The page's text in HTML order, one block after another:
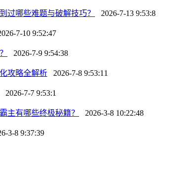
过哪些难题与破解技巧？ 2026-7-13 9:53:8
7-10 9:52:47
2026-7-9 9:54:38
攻略全解析 2026-7-8 9:53:11
2026-7-7 9:53:1
主有哪些终极秘籍？ 2026-3-8 10:22:48
3-8 9:37:39